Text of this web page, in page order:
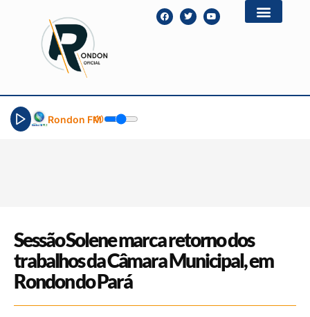
Rondon FM
Sessão Solene marca retorno dos
trabalhos da Câmara Municipal, em
Rondon do Pará